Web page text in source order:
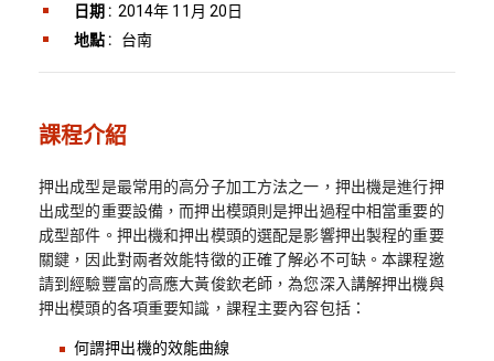
日期 : 2014年 11月 20日
地點 :
台南
課程介紹
押出成型是最常用的高分子加工方法之一，押出機是進行押
出成型的重要設備，而押出模頭則是押出過程中相當重要的
成型部件。押出機和押出模頭的選配是影響押出製程的重要
關鍵，因此對兩者效能特徵的正確了解必不可缺。本課程邀
請到經驗豐富的高應大黃俊欽老師，為您深入講解押出機與
押出模頭的各項重要知識，課程主要內容包括：
何謂押出機的效能曲線